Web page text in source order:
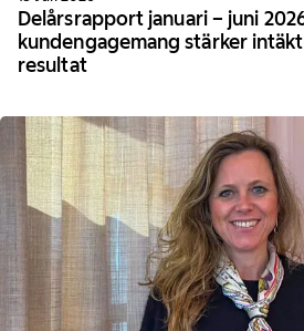
Delårsrapport januari – juni
kundengagemang stärker
resultat